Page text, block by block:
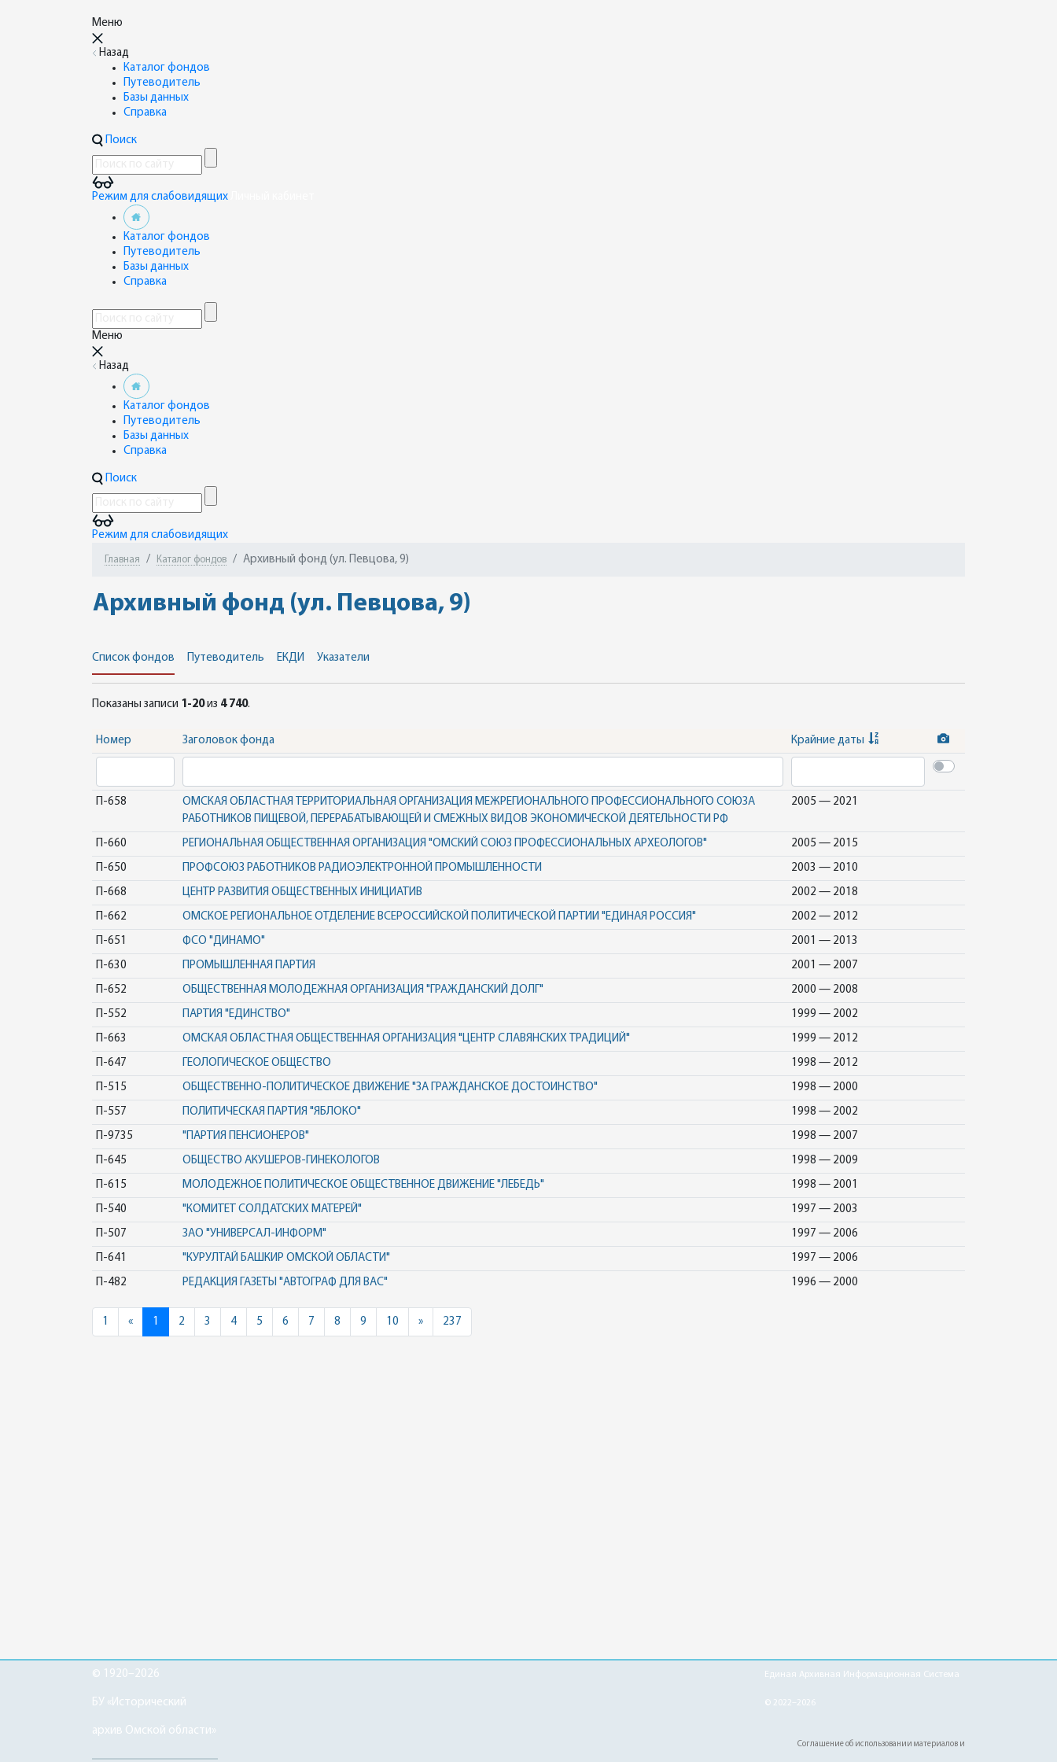
Меню
Назад
Каталог фондов
Путеводитель
Базы данных
Справка
Поиск
Режим для слабовидящих
Каталог фондов
Путеводитель
Базы данных
Справка
Меню
Назад
Каталог фондов
Путеводитель
Базы данных
Справка
Поиск
Режим для слабовидящих
Главная Каталог фондов Архивный фонд (ул. Певцова, 9)
Архивный фонд (ул. Певцова, 9)
Список фондов Путеводитель ЕКДИ Указатели
Показаны записи 1-20из 4 740.
Номер Заголовок фонда Крайние даты
П-658
ОМСКАЯ ОБЛАСТНАЯ ТЕРРИТОРИАЛЬНАЯ ОРГАНИЗАЦИЯ МЕЖРЕГИОНАЛЬНОГО ПРОФЕССИОНАЛЬНОГО СОЮЗА
РАБОТНИКОВ ПИЩЕВОЙ, ПЕРЕРАБАТЫВАЮЩЕЙ И СМЕЖНЫХ ВИДОВ ЭКОНОМИЧЕСКОЙ ДЕЯТЕЛЬНОСТИ РФ
2005 — 2021
П-660 РЕГИОНАЛЬНАЯ ОБЩЕСТВЕННАЯ ОРГАНИЗАЦИЯ "ОМСКИЙ СОЮЗ ПРОФЕССИОНАЛЬНЫХ АРХЕОЛОГОВ" 2005 — 2015
П-650 ПРОФСОЮЗ РАБОТНИКОВ РАДИОЭЛЕКТРОННОЙ ПРОМЫШЛЕННОСТИ 2003 — 2010
П-668 ЦЕНТР РАЗВИТИЯ ОБЩЕСТВЕННЫХ ИНИЦИАТИВ 2002 — 2018
П-662 ОМСКОЕ РЕГИОНАЛЬНОЕ ОТДЕЛЕНИЕ ВСЕРОССИЙСКОЙ ПОЛИТИЧЕСКОЙ ПАРТИИ "ЕДИНАЯ РОССИЯ" 2002 — 2012
П-651 ФСО "ДИНАМО" 2001 — 2013
П-630 ПРОМЫШЛЕННАЯ ПАРТИЯ 2001 — 2007
П-652 ОБЩЕСТВЕННАЯ МОЛОДЕЖНАЯ ОРГАНИЗАЦИЯ "ГРАЖДАНСКИЙ ДОЛГ" 2000 — 2008
П-552 ПАРТИЯ "ЕДИНСТВО" 1999 — 2002
П-663 ОМСКАЯ ОБЛАСТНАЯ ОБЩЕСТВЕННАЯ ОРГАНИЗАЦИЯ "ЦЕНТР СЛАВЯНСКИХ ТРАДИЦИЙ" 1999 — 2012
П-647 ГЕОЛОГИЧЕСКОЕ ОБЩЕСТВО 1998 — 2012
П-515 ОБЩЕСТВЕННО-ПОЛИТИЧЕСКОЕ ДВИЖЕНИЕ "ЗА ГРАЖДАНСКОЕ ДОСТОИНСТВО" 1998 — 2000
П-557 ПОЛИТИЧЕСКАЯ ПАРТИЯ "ЯБЛОКО" 1998 — 2002
П-9735 "ПАРТИЯ ПЕНСИОНЕРОВ" 1998 — 2007
П-645 ОБЩЕСТВО АКУШЕРОВ-ГИНЕКОЛОГОВ 1998 — 2009
П-615 МОЛОДЕЖНОЕ ПОЛИТИЧЕСКОЕ ОБЩЕСТВЕННОЕ ДВИЖЕНИЕ "ЛЕБЕДЬ" 1998 — 2001
П-540 "КОМИТЕТ СОЛДАТСКИХ МАТЕРЕЙ" 1997 — 2003
П-507 ЗАО "УНИВЕРСАЛ-ИНФОРМ" 1997 — 2006
П-641 "КУРУЛТАЙ БАШКИР ОМСКОЙ ОБЛАСТИ" 1997 — 2006
П-482 РЕДАКЦИЯ ГАЗЕТЫ "АВТОГРАФ ДЛЯ ВАС" 1996 — 2000
1 «Previous
1 2 3 4 5 6 7 8 9 10 »Next237
© 1920–2026
БУ «Исторический
архив Омской области»
Единая Архивная Информационная Система
© 2022–2026
Соглашение об использовании материалов и